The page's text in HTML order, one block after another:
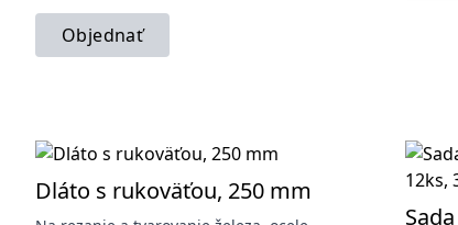
Objednať
Dláto s rukoväťou, 250 mm